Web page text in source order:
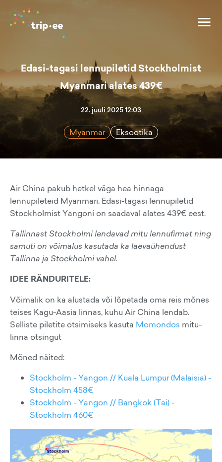
Edasi-tagasi lennupiletid Stockholmist
Myanmari alates 439€
22. juuli 2025 12:03
Myanmar Eksootika
Air China pakub hetkel väga hea hinnaga
lennupileteid Myanmari. Edasi-tagasi lennupiletid
Stockholmist Yangoni on saadaval alates 439€ eest.
Tallinnast Stockholmi lendavad mitu lennufirmat ning
samuti on võimalus kasutada ka laevaühendust
Tallinna ja Stockholmi vahel.
IDEE RÄNDURITELE:
Võimalik on ka alustada või lõpetada oma reis mõnes
teises Kagu-Aasia linnas, kuhu Air China lendab.
Selliste piletite otsimiseks kasuta Momondos mitu-
linna otsingut
Mõned näited:
Stockholm - Yangon // Kuala Lumpur (Malaisia) -
Stockholm 458€
Stockholm - Yangon // Bangkok (Tai) -
Stockholm 460€